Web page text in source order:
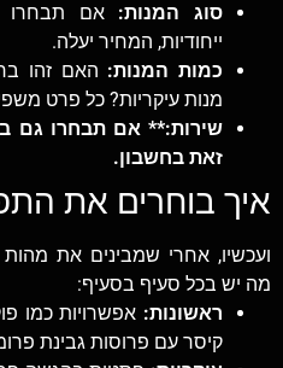
סוג המנות: אם תבחרו
ייחודיות, המחיר יעלה.
כמות המנות: האם זהו
מנות עיקריות? כל פרט
שירות:** אם תבחרו גם
זאת בחשבון.
איך בוחרים את
ועכשיו, אחרי שמבינים את
מה יש בכל סעיף בסעיף:
ראשונות: אפשרויות כמו
קיסר עם פרוסות גבינת